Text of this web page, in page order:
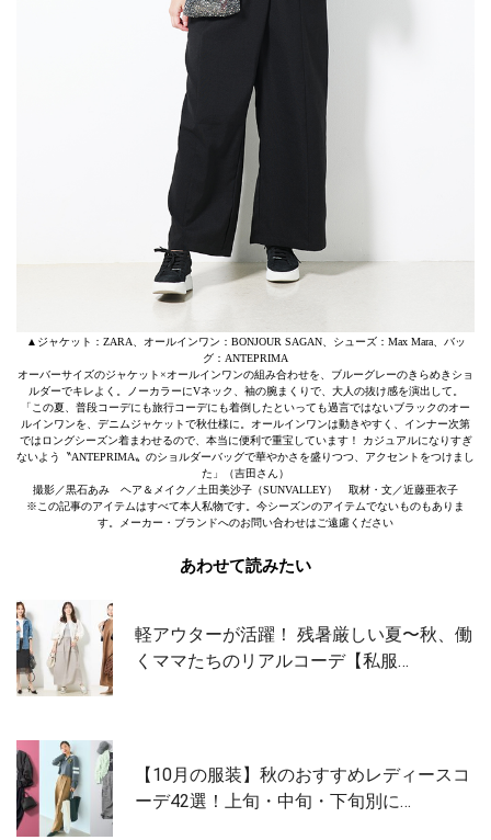
▲ジャケット：ZARA、オールインワン：BONJOUR SAGAN、シューズ：Max Mara、バッ
グ：ANTEPRIMA
オーバーサイズのジャケット×オールインワンの組み合わせを、ブルーグレーのきらめきショ
ルダーでキレよく。ノーカラーにVネック、袖の腕まくりで、大人の抜け感を演出して。
「この夏、普段コーデにも旅行コーデにも着倒したといっても過言ではないブラックのオー
ルインワンを、デニムジャケットで秋仕様に。オールインワンは動きやすく、インナー次第
ではロングシーズン着まわせるので、本当に便利で重宝しています！ カジュアルになりすぎ
ないよう〝ANTEPRIMA〟のショルダーバッグで華やかさを盛りつつ、アクセントをつけまし
た」（吉田さん）
撮影／黒石あみ ヘア＆メイク／土田美沙子（SUNVALLEY） 取材・文／近藤亜衣子
※この記事のアイテムはすべて本人私物です。今シーズンのアイテムでないものもありま
す。メーカー・ブランドへのお問い合わせはご遠慮ください
あわせて読みたい
軽アウターが活躍！ 残暑厳しい夏〜秋、働
くママたちのリアルコーデ【私服…
【10月の服装】秋のおすすめレディースコ
ーデ42選！上旬・中旬・下旬別に…